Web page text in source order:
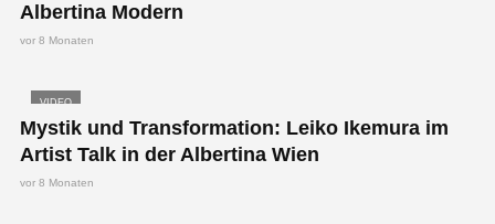
Albertina Modern
vor 8 Monaten
VIDEO
Mystik und Transformation: Leiko Ikemura im
Artist Talk in der Albertina Wien
vor 8 Monaten